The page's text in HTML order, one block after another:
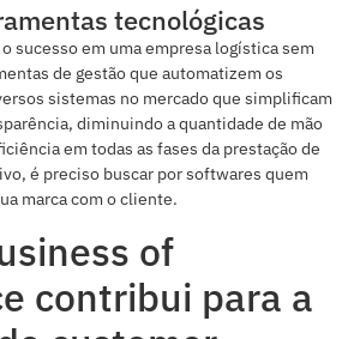
tecnológicas
sucesso em uma empresa logística sem
de gestão que automatizem os
sistemas no mercado que simplificam
diminuindo a quantidade de mão
em todas as fases da prestação de
é preciso buscar por softwares quem
marca com o cliente.
of
contribui para a